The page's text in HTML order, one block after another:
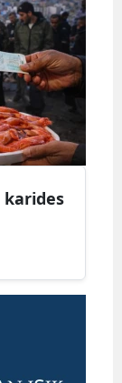
karides